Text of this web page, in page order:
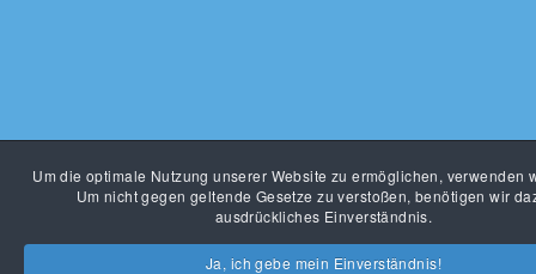
Um die optimale Nutzung unserer Website zu ermöglichen, verwenden
Um nicht gegen geltende Gesetze zu verstoßen, benötigen wir
ausdrückliches Einverständnis.
Ja, ich gebe mein Einverständnis!